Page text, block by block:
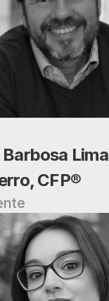
Barbosa Lima
CFP®